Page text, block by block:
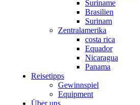
Suriname
Brasilien
Surinam
Zentralamerika
costa rica
Equador
Nicaragua
Panama
Reisetipps
Gewinnspiel
Equipment
Über uns